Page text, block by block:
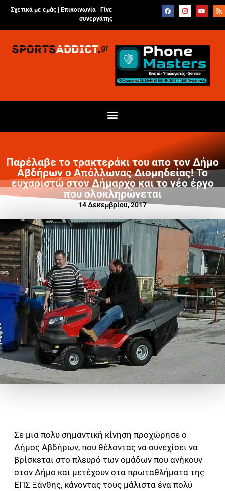
Σχετικά με εμάς | Επικοινωνία
Γίνε
συνεργάτης
Παρέλαβε το τρακτεράκι του απο τον Δήμο
Αβδήρων ο Απόλλωνας Διομηδείας! Το
ευχαριστώ στον Δήμαρχο και το νέο έργο
που ολοκληρώνεται
14 Δεκεμβρίου, 2017
Σε μια πολυ σημαντική κίνηση προχώρησε ο
Δήμος Αβδήρων, που θέλοντας να συνεχίσει να
βρίσκεται στο πλευρό των ομάδων που ανήκουν
στον Δήμο και μετέχουν στα πρωταθλήματα της
ΕΠΣ Ξάνθης, κάνοντας τους μάλιστα ένα πολύ